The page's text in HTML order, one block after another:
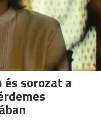
sorozat a